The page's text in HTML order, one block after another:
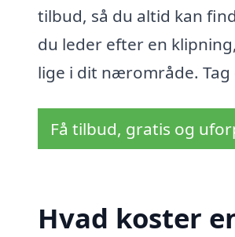
tilbud, så du altid kan
du leder efter en
lige i dit nærområde.
Få tilbud, gratis og
Hvad koster